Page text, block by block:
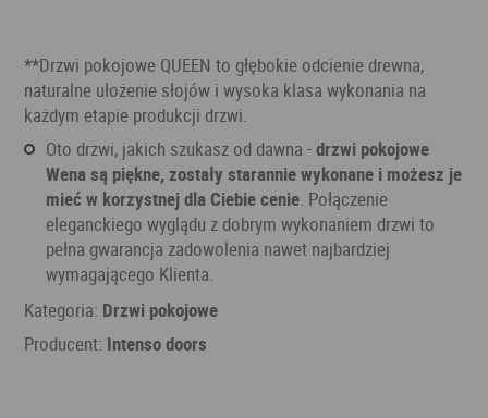
**Drzwi pokojowe QUEEN to głębokie odcienie drewna,
naturalne ułożenie słojów i wysoka klasa wykonania na
każdym etapie produkcji drzwi.
Oto drzwi, jakich szukasz od dawna -drzwi pokojowe
Wena są piękne, zostały starannie wykonane i możesz je
mieć w korzystnej dla Ciebie cenie. Połączenie
eleganckiego wyglądu z dobrym wykonaniem drzwi to
pełna gwarancja zadowolenia nawet najbardziej
wymagającego Klienta.
Kategoria: Drzwi pokojowe
Producent: Intenso doors